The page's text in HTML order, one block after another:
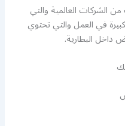
من الشركات العالمية والتي
في العمل والتي تحتوي
داخل البطارية.